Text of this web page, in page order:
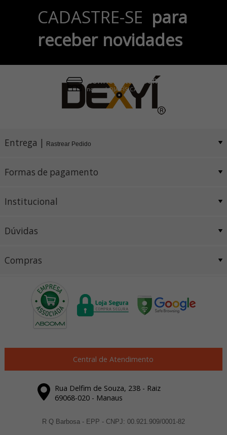
no Cartão de Crédito
Pix e Boleto
Conheça também
nossa LOJA FÍSICA
CADASTRE-SE para
receber novidades
Entrega | Rastrear Pedido
Formas de pagamento
Institucional
Dúvidas
Compras
Central de Atendimento
Rua Delfim de Souza, 238 - Raiz
69068-020 - Manaus
R Q Barbosa - EPP - CNPJ: 00.921.909/0001-82